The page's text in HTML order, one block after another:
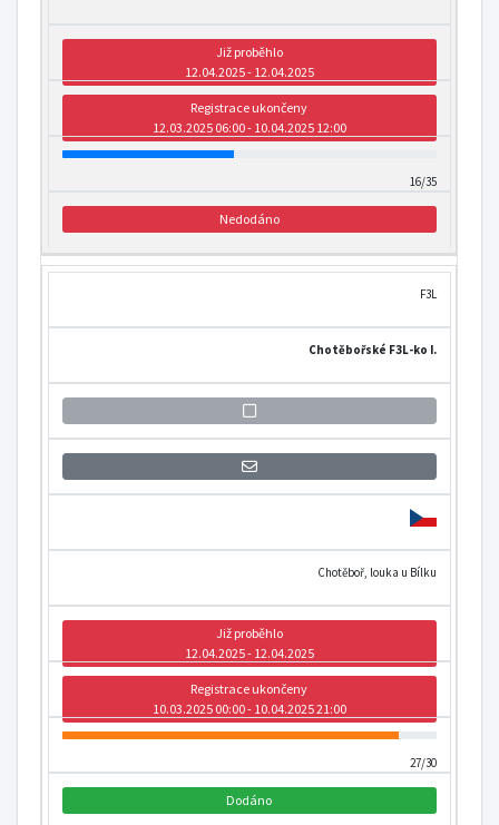
Již proběhlo
12.04.2025 - 12.04.2025
Registrace ukončeny
12.03.2025 06:00 - 10.04.2025 12:00
16/35
Nedodáno
F3L
Chotěbořské F3L-ko I.
Přihlášení se k informaci o otevření
Chotěboř, louka u Bílku
Již proběhlo
12.04.2025 - 12.04.2025
Registrace ukončeny
10.03.2025 00:00 - 10.04.2025 21:00
27/30
Dodáno